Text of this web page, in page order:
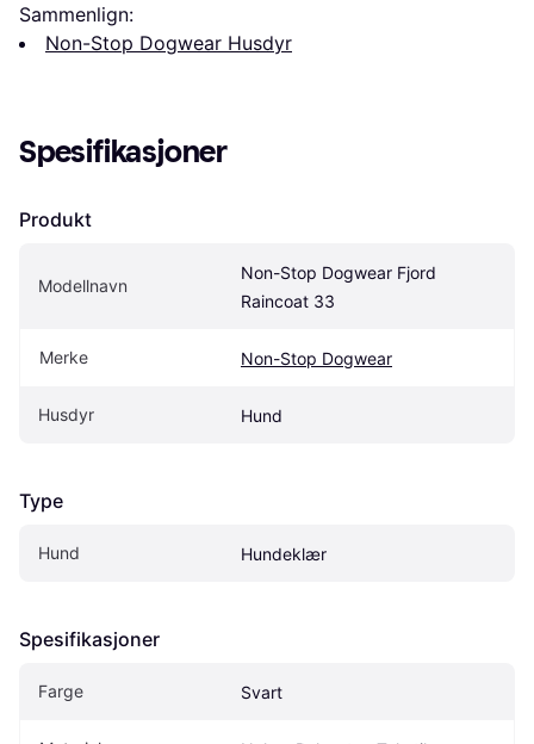
Sammenlign:
Non-Stop Dogwear Husdyr
Spesifikasjoner
Produkt
Modellnavn
Non-Stop Dogwear Fjord
Raincoat 33
Merke Non-Stop Dogwear
Husdyr Hund
Type
Hund Hundeklær
Spesifikasjoner
Farge Svart